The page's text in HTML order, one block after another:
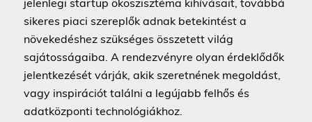
sikeres piaci szereplők adnak betekintést a
növekedéshez szükséges összetett világ
sajátosságaiba. A rendezvényre olyan érdeklődők
jelentkezését várják, akik szeretnének megoldást,
vagy inspirációt találni a legújabb felhős és
adatközponti technológiákhoz.